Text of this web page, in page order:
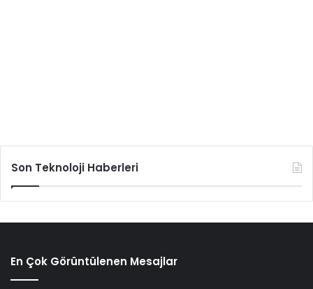
Son Teknoloji Haberleri
En Çok Görüntülenen Mesajlar